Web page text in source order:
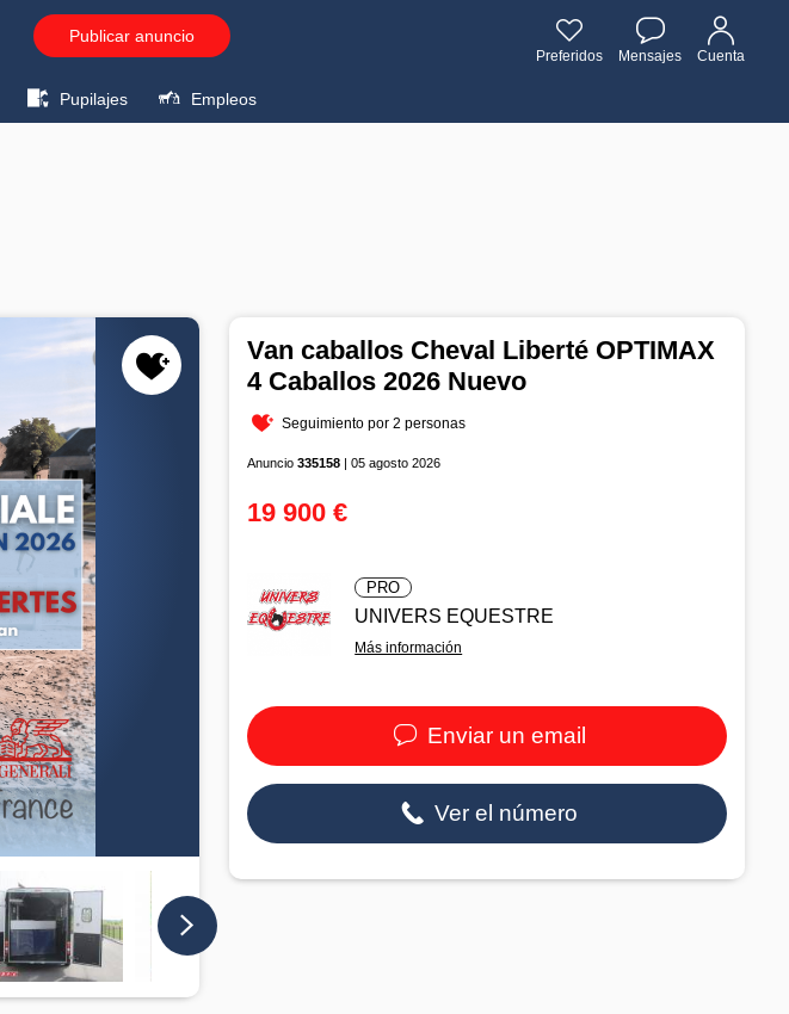
Publicar anuncio
Preferidos Mensajes Cuenta
Pupilajes Empleos
Van caballos Cheval Liberté OPTIMAX
4 Caballos 2026 Nuevo
Seguimiento por 2 personas
Anuncio335158 | 05 agosto 2026
19 900 €
PRO
UNIVERS EQUESTRE
Más información
Enviar un email
Ver el número